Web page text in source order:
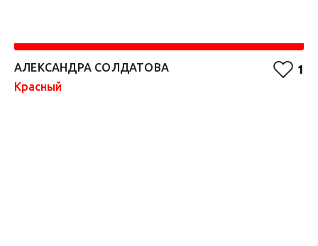
АЛЕКСАНДРА СОЛДАТОВА
1
Красный